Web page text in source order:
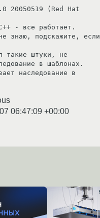
20050519 (Red Hat
- все работает.
знаю, подскажите, если
такие штуки, не
в шаблонах.
наследование в
06:47:09 +00:00